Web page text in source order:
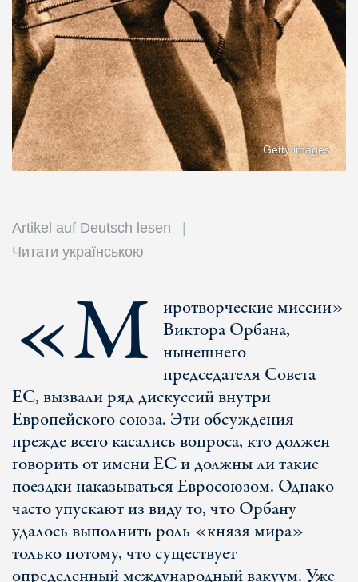
Getty images
Artikel auf Deutsch lesen
Читати українською
«М иротворческие миссии»
Виктора Орбана,
нынешнего
председателя Совета
ЕС, вызвали ряд дискуссий внутри
Европейского союза. Эти обсуждения
прежде всего касались вопроса, кто должен
говорить от имени ЕС и должны ли такие
поездки наказываться Евросоюзом. Однако
часто упускают из виду то, что Орбану
удалось выполнить роль «князя мира»
только потому, что существует
определенный международный вакуум. Уже